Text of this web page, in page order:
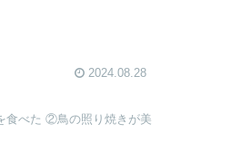
2024.08.28
食べた ②鳥の照り焼きが美